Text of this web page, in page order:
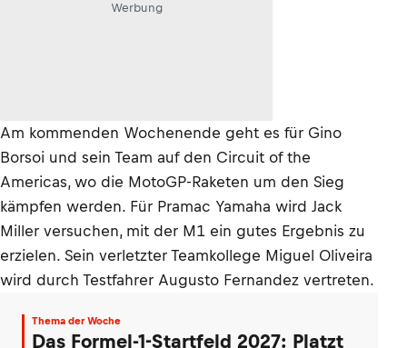
Werbung
Am kommenden Wochenende geht es für Gino
Borsoi und sein Team auf den Circuit of the
Americas, wo die MotoGP-Raketen um den Sieg
kämpfen werden. Für Pramac Yamaha wird Jack
Miller versuchen, mit der M1 ein gutes Ergebnis zu
erzielen. Sein verletzter Teamkollege Miguel Oliveira
wird durch Testfahrer Augusto Fernandez vertreten.
Thema der Woche
Das Formel-1-Startfeld 2027: Platzt